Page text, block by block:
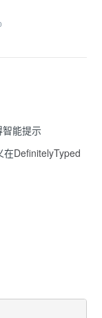
智能提示
在DefinitelyTyped